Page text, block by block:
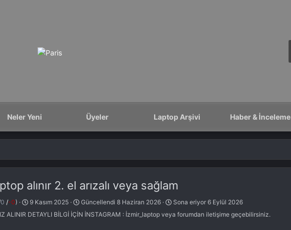
Neler Yeni Üyeler Laptop Arşivi Haber & İnceleme
alınır 2. el arızalı veya sağlam
0 /-0)
C
r
9 Kasım 2025 Güncellendi 8 Haziran 2026 Sona eriyor 6 Eylül 2026
ALINIR DETAYLI BİLGİ İÇİN İNSTAGRAM : İzmir_laptop veya forumdan iletişime geçebilirsiniz.